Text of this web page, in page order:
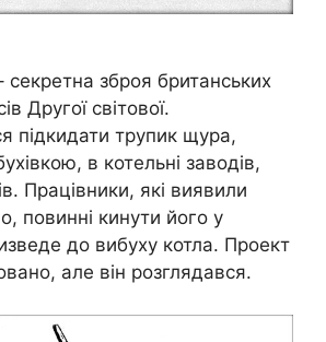
секретна зброя британських
Другої світової.
підкидати трупик щура,
в котельні заводів,
Працівники, які виявили
повинні кинути його у
до вибуху котла. Проект
але він розглядався.